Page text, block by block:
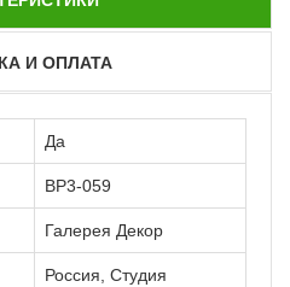
И ОПЛАТА
Да
ВР3-059
Галерея Декор
Россия, Студия